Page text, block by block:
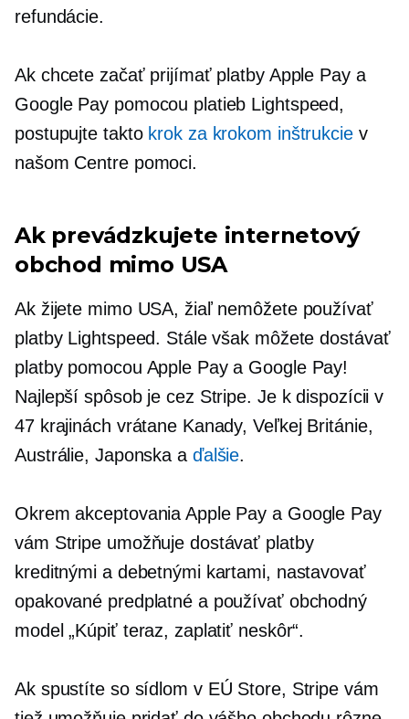
refundácie.
Ak chcete začať prijímať platby Apple Pay a
Google Pay pomocou platieb Lightspeed,
postupujte takto krok za krokom inštrukciev
našom Centre pomoci.
Ak prevádzkujete internetový
obchod mimo USA
Ak žijete mimo USA, žiaľ nemôžete používať
platby Lightspeed. Stále však môžete dostávať
platby pomocou Apple Pay a Google Pay!
Najlepší spôsob je cez Stripe. Je k dispozícii v
47 krajinách vrátane Kanady, Veľkej Británie,
Austrálie, Japonska a ďalšie.
Okrem akceptovania Apple Pay a Google Pay
vám Stripe umožňuje dostávať platby
kreditnými a debetnými kartami, nastavovať
opakované predplatné a používať obchodný
model „Kúpiť teraz, zaplatiť neskôr“.
Ak spustíte so sídlom v EÚ Store, Stripe vám